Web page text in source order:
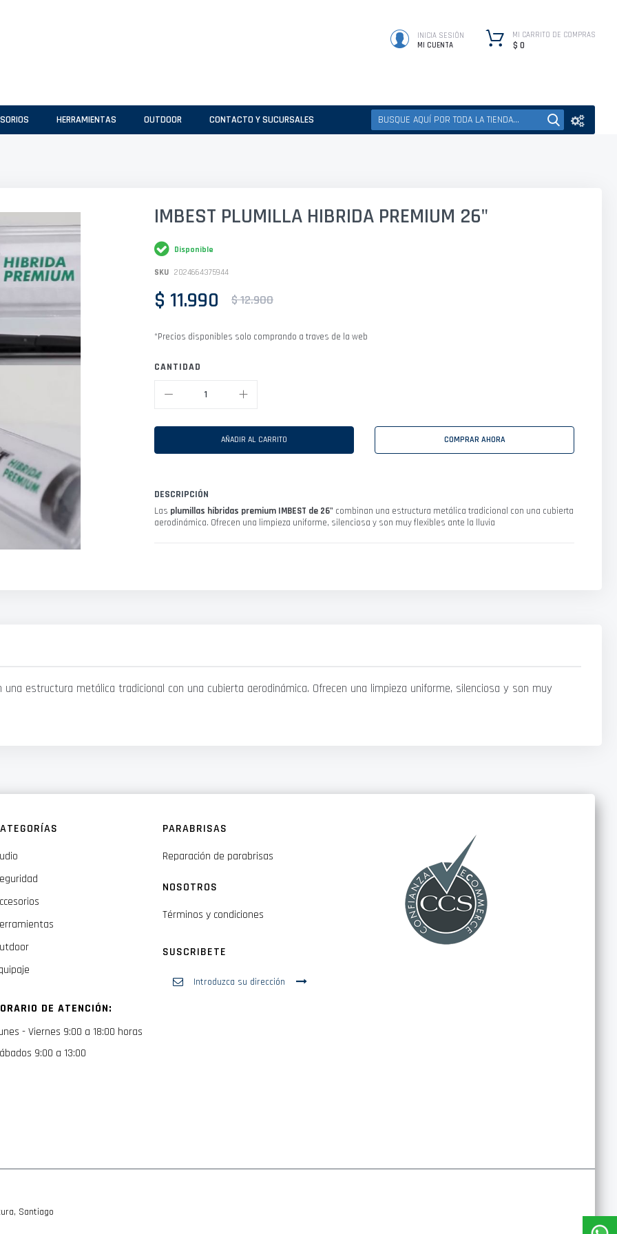
INICIA SESIÓN
MI CUENTA
MI CARRITO DE COMPRAS
$ 0
HERRAMIENTAS OUTDOOR CONTACTO Y SUCURSALES
IMBEST PLUMILLA HIBRIDA PREMIUM 26"
Disponible
SKU 2024664375944
$ 11.990 $ 12.900
*Precios disponibles solo comprando a traves de la web
CANTIDAD
AÑADIR AL CARRITO COMPRAR AHORA
DESCRIPCIÓN
Las plumillas híbridas premium IMBEST de 26" combinan una estructura metálica tradicional con una cubierta
aerodinámica. Ofrecen una limpieza uniforme, silenciosa y son muy flexibles ante la lluvia
una estructura metálica tradicional con una cubierta aerodinámica. Ofrecen una limpieza uniforme, silenciosa y son muy
DE ATENCIÓN:
- Viernes 9:00 a 18:00 horas
9:00 a 13:00
PARABRISAS
Reparación de parabrisas
NOSOTROS
Términos y condiciones
SUSCRIBETE
Santiago